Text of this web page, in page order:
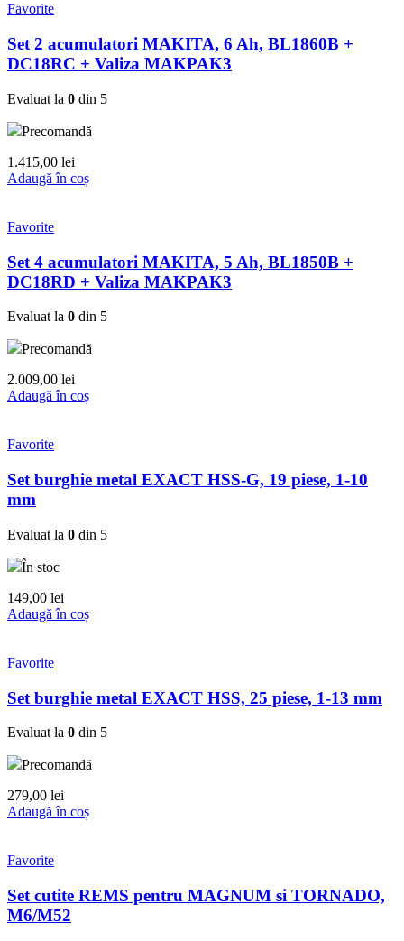
Favorite
Set 2 acumulatori MAKITA, 6 Ah, BL1860B +
DC18RC + Valiza MAKPAK3
Evaluat la 0 din 5
Precomandă
1.415,00 lei
Adaugă în coș
Favorite
Set 4 acumulatori MAKITA, 5 Ah, BL1850B +
DC18RD + Valiza MAKPAK3
Evaluat la 0 din 5
Precomandă
2.009,00 lei
Adaugă în coș
Favorite
Set burghie metal EXACT HSS-G, 19 piese, 1-10
mm
Evaluat la 0 din 5
În stoc
149,00 lei
Adaugă în coș
Favorite
Set burghie metal EXACT HSS, 25 piese, 1-13 mm
Evaluat la 0 din 5
Precomandă
279,00 lei
Adaugă în coș
Favorite
Set cutite REMS pentru MAGNUM si TORNADO,
M6/M52